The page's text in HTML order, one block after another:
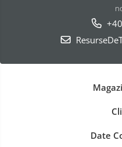
Date